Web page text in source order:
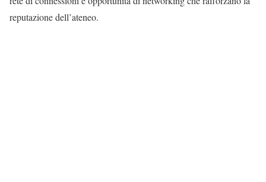
reputazione dell’ateneo​​.